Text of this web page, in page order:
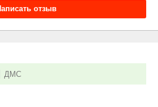
отзыв
ДМС